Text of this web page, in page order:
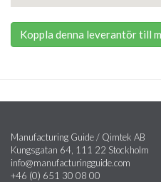
Koppla denna leverantör till
Manufacturing Guide / Qimtek AB
Kungsgatan 64, 111 22 Stockholm
info@manufacturingguide.com
+46 (0) 651 30 08 00